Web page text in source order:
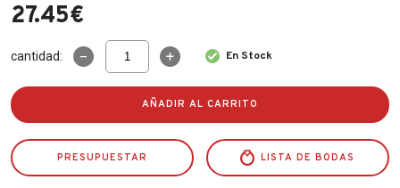
27.45€
cantidad:
Chaleco
Multibols.4031
En Stock
AÑADIR AL CARRITO
PRESUPUESTAR LISTA DE BODAS